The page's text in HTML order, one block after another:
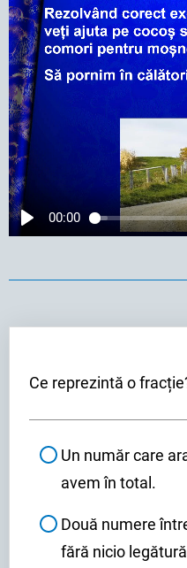
00:00
Ce reprezintă o
Un număr care
avem în total.
Două numere
fără nicio